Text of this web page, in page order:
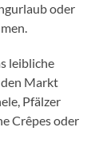
oder
leibliche
Markt
Pfälzer
Crêpes oder